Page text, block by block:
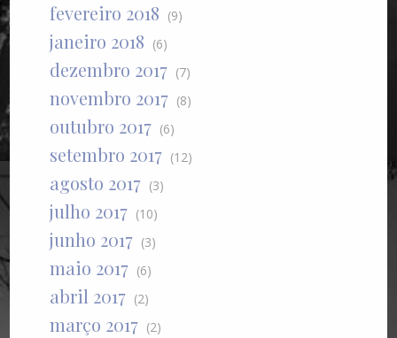
fevereiro 2018 (9)
janeiro 2018 (6)
dezembro 2017 (7)
novembro 2017 (8)
outubro 2017 (6)
setembro 2017 (12)
agosto 2017 (3)
julho 2017 (10)
junho 2017 (3)
maio 2017 (6)
abril 2017 (2)
março 2017 (2)